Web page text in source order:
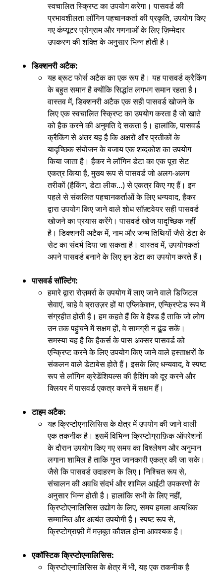
स्वचालित स्क्रिप्ट का उपयोग करेगा। पासवर्ड की
प्रभावशीलता लॉगिन पहचानकर्ता की प्रकृति, उपयोग किए
गए कंप्यूटर प्रोग्राम और गणनाओं के लिए ज़िम्मेदार
उपकरण की शक्ति के अनुसार भिन्न होती है।
डिक्शनरी अटैक:
यह ब्रूट फोर्स अटैक का एक रूप है। यह पासवर्ड क्रैकिंग
के बहुत समान है क्योंकि सिद्धांत लगभग समान रहता है।
वास्तव में, डिक्शनरी अटैक एक सही पासवर्ड खोजने के
लिए एक स्वचालित स्क्रिप्ट का उपयोग करता है जो खाते
को हैक करने की अनुमति दे सकता है। हालांकि, पासवर्ड
क्रैकिंग से अंतर यह है कि अक्षरों और प्रतीकों के
यादृच्छिक संयोजन के बजाय एक शब्दकोश का उपयोग
किया जाता है। हैकर ने लॉगिन डेटा का एक पूरा सेट
एकत्र किया है, मुख्य रूप से पासवर्ड जो अलग-अलग
तरीकों (हैकिंग, डेटा लीक...) से एकत्र किए गए हैं। इन
पहले से संकलित पहचानकर्ताओं के लिए धन्यवाद, हैकर
द्वारा उपयोग किए जाने वाले शोध सॉफ़्टवेयर सही पासवर्ड
खोजने का प्रयास करेंगे। पासवर्ड खोज यादृच्छिक नहीं
है। डिक्शनरी अटैक में, नाम और जन्म तिथियों जैसे डेटा के
सेट का संदर्भ दिया जा सकता है। वास्तव में, उपयोगकर्ता
अपने पासवर्ड बनाने के लिए इन डेटा का उपयोग करते हैं।
पासवर्ड सॉल्टिंग:
हमारे द्वारा रोज़मर्रा के उपयोग में लाए जाने वाले डिजिटल
सेवाएं, चाहे वे ब्राउज़र हों या एप्लिकेशन, एन्क्रिप्टेड रूप में
संग्रहीत होती हैं। हम कहते हैं कि वे हैश्ड हैं ताकि जो लोग
उन तक पहुंचने में सक्षम हों, वे सामग्री न ढूंढ सकें।
समस्या यह है कि हैकर्स के पास अक्सर पासवर्ड को
एन्क्रिप्ट करने के लिए उपयोग किए जाने वाले हस्ताक्षरों के
संकलन वाले डेटाबेस होते हैं। इसके लिए धन्यवाद, वे स्पष्ट
रूप से लॉगिन क्रेडेंशियल्स की हैशिंग को दूर करने और
क्लियर में पासवर्ड एकत्र करने में सक्षम हैं।
टाइम अटैक:
यह क्रिप्टोएनालिसिस के क्षेत्र में उपयोग की जाने वाली
एक तकनीक है। इसमें विभिन्न क्रिप्टोग्राफ़िक ऑपरेशनों
के दौरान उपयोग किए गए समय का विश्लेषण और अनुमान
लगाना शामिल है ताकि गुप्त जानकारी एकत्र की जा सके।
जैसे कि पासवर्ड उदाहरण के लिए। निश्चित रूप से,
संचालन की अवधि संदर्भ और शामिल आईटी उपकरणों के
अनुसार भिन्न होती है। हालांकि सभी के लिए नहीं,
क्रिप्टोएनालिसिस उद्योग के लिए, समय हमला अत्यधिक
सम्मानित और अत्यंत उपयोगी है। स्पष्ट रूप से,
क्रिप्टोग्राफ़ी में मज़बूत कौशल होना आवश्यक है।
एकॉस्टिक क्रिप्टोएनालिसिस:
क्रिप्टोएनालिसिस के क्षेत्र में भी, यह एक तकनीक है